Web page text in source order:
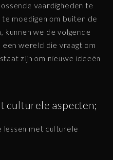
vaardigheden te
moedigen om buiten de
kunnen we de volgende
wereld die vraagt om
zijn om nieuwe ideeën
culturele aspecten;
met culturele